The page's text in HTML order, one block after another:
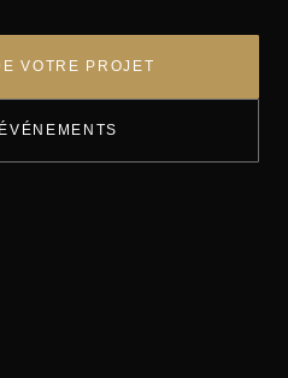
VOTRE PROJET